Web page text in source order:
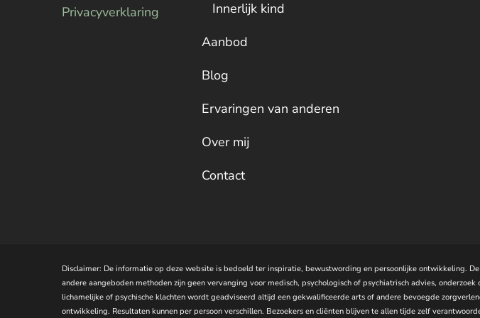
Privacyverklaring
Innerlijk kind
Aanbod
Blog
Ervaringen van anderen
Over mij
Contact
Disclaimer: De informatie op deze website is bedoeld ter inspiratie, bewustwording en persoonlijke ontwikkeling.
andere aangeboden methoden zijn geen vervanging voor medisch, psychologisch of psychiatrisch advies,
lichamelijke of psychische klachten wordt geadviseerd altijd een gekwalificeerde arts of andere bevoegde
ontwikkeling. Resultaten kunnen per persoon verschillen. Bezoekers en cliënten blijven te allen tijde zelf